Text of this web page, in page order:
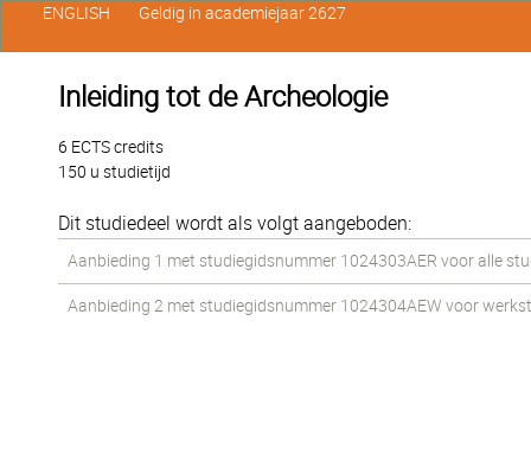
Inleiding tot de Archeologie
6 ECTS credits
150 u studietijd
Dit studiedeel wordt als volgt aangeboden:
Aanbieding 1 met studiegidsnummer 1024303AER voor alle
Aanbieding 2 met studiegidsnummer 1024304AEW voor
ENGLISH Geldig in academiejaar 2627